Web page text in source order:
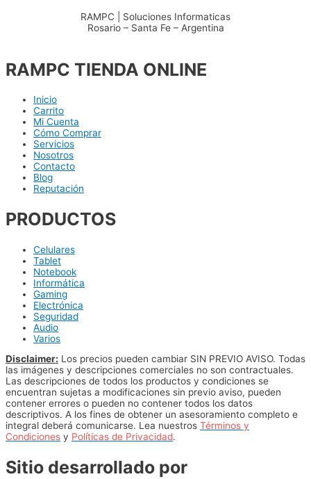
RAMPC | Soluciones Informaticas
Rosario – Santa Fe – Argentina
RAMPC TIENDA ONLINE
Inicio
Carrito
Mi Cuenta
Cómo Comprar
Servicios
Nosotros
Contacto
Blog
Reputación
PRODUCTOS
Celulares
Tablet
Notebook
Informática
Gaming
Electrónica
Seguridad
Audio
Varios
Disclaimer: Los precios pueden cambiar SIN PREVIO AVISO. Todas
las imágenes y descripciones comerciales no son contractuales.
Las descripciones de todos los productos y condiciones se
encuentran sujetas a modificaciones sin previo aviso, pueden
contener errores o pueden no contener todos los datos
descriptivos. A los fines de obtener un asesoramiento completo e
integral deberá comunicarse. Lea nuestros Términos y
Condiciones y Políticas de Privacidad.
Sitio desarrollado por